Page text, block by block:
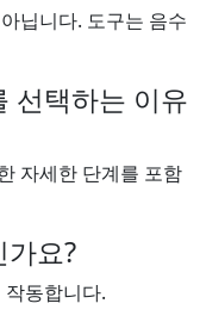
닙니다. 도구는 음수
선택하는 이유
자세한 단계를 포함
요?
동합니다.